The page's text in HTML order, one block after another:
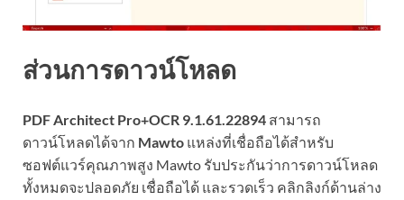
ส่วนการดาวน์โหลด
PDF Architect Pro+OCR 9.1.61.22894 สามารถ
ดาวน์โหลดได้จาก Mawto แหล่งที่เชื่อถือได้สำหรับ
ซอฟต์แวร์คุณภาพสูง Mawto รับประกันว่าการดาวน์โหลด
ทั้งหมดจะปลอดภัย เชื่อถือได้ และรวดเร็ว คลิกลิงก์ด้านล่าง